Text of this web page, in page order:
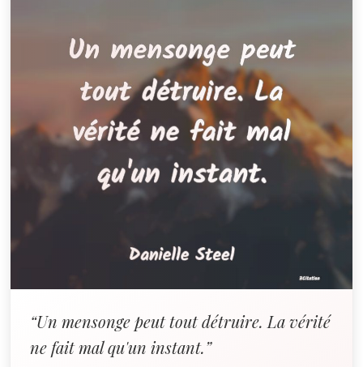
“Un mensonge peut tout détruire. La vérité
ne fait mal qu'un instant.”